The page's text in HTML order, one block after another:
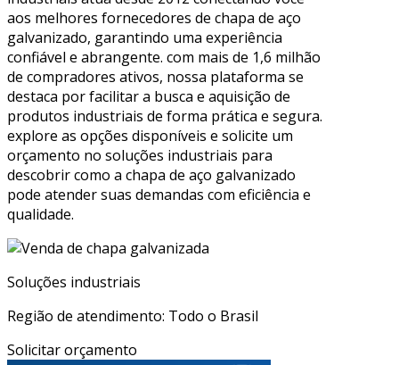
aos melhores fornecedores de chapa de aço
galvanizado, garantindo uma experiência
confiável e abrangente. com mais de 1,6 milhão
de compradores ativos, nossa plataforma se
destaca por facilitar a busca e aquisição de
produtos industriais de forma prática e segura.
explore as opções disponíveis e solicite um
orçamento no soluções industriais para
descobrir como a chapa de aço galvanizado
pode atender suas demandas com eficiência e
qualidade.
Soluções industriais
Região de atendimento: Todo o Brasil
Solicitar orçamento